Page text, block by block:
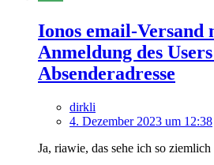
Ionos email-Versand
Anmeldung des
Absenderadresse
dirkli
4. Dezember 2023 um 12:38
Ja, riawie, das sehe ich so ziemlich